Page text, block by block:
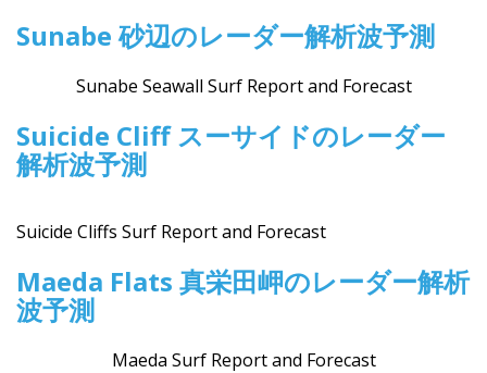
Sunabe 砂辺のレーダー解析波予測
Sunabe Seawall Surf Report and Forecast
Suicide Cliff スーサイドのレーダー
解析波予測
Suicide Cliffs Surf Report and Forecast
Maeda Flats 真栄田岬のレーダー解析
波予測
Maeda Surf Report and Forecast